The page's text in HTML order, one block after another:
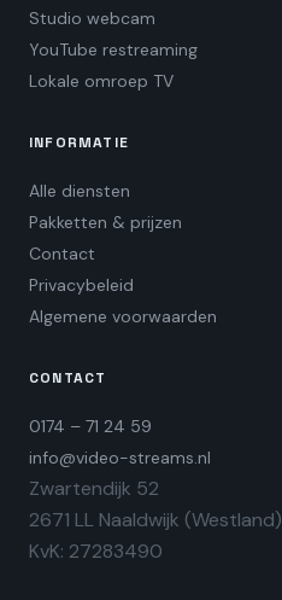
Studio webcam
YouTube restreaming
Lokale omroep TV
INFORMATIE
Alle diensten
Pakketten & prijzen
Contact
Privacybeleid
Algemene voorwaarden
CONTACT
0174 – 71 24 59
info@video-streams.nl
Zwartendijk 52
2671 LL Naaldwijk (Westland)
KvK: 27283490